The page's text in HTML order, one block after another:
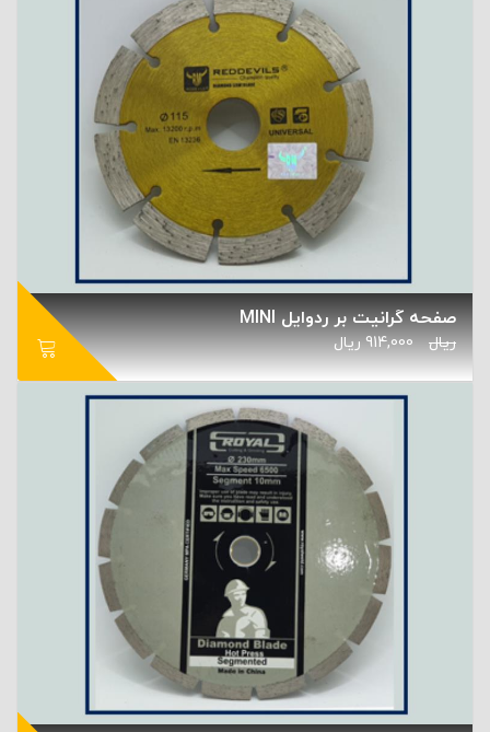
صفحه گرانیت بر ردوایل MINI
ریال 914,000 ریال